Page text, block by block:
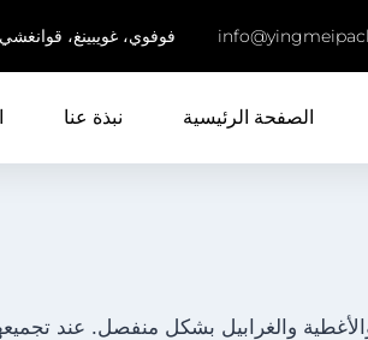
فوفوي، غويبينغ،
الصفحة الرئيسية نبذة عنا
والغرابيل بشكل منفصل. عند